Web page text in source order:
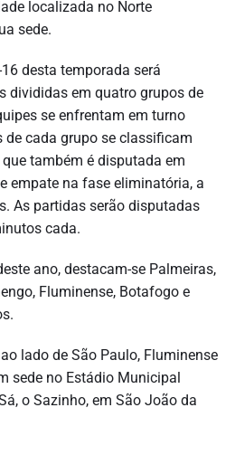
localizada no Norte
sede.
desta temporada será
divididas em quatro grupos de
se enfrentam em turno
de cada grupo se classificam
também é disputada em
empate na fase eliminatória, a
As partidas serão disputadas
cada.
ano, destacam-se Palmeiras,
Fluminense, Botafogo e
ao lado de São Paulo, Fluminense
sede no Estádio Municipal
o Sazinho, em São João da